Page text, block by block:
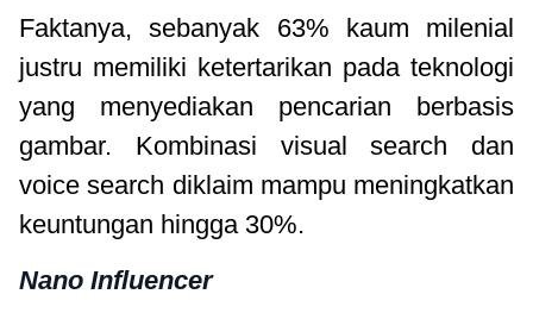
Faktanya, sebanyak 63% kaum milenial
justru memiliki ketertarikan pada teknologi
yang menyediakan pencarian berbasis
gambar. Kombinasi visual search dan
voice search diklaim mampu meningkatkan
keuntungan hingga 30%.
Nano Influencer